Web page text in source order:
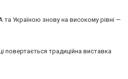
Україною знову на високому рівні —
повертається традиційна виставка